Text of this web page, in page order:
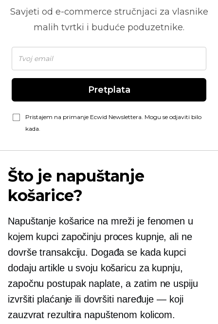
Savjeti od e-commerce stručnjaci za vlasnike
malih tvrtki i buduće poduzetnike.
Pretplata
Pristajem na primanje Ecwid Newslettera. Mogu se odjaviti bilo
kada.
Što je napuštanje
košarice?
Napuštanje košarice na mreži je fenomen u
kojem kupci započinju proces kupnje, ali ne
dovrše transakciju. Događa se kada kupci
dodaju artikle u svoju košaricu za kupnju,
započnu postupak naplate, a zatim ne uspiju
izvršiti plaćanje ili dovršiti naređuje — koji
zauzvrat rezultira napuštenom kolicom.